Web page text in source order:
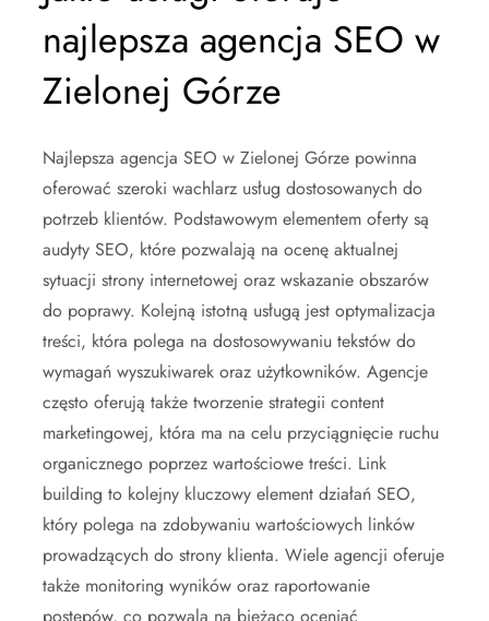
najlepsza agencja SEO w
Zielonej Górze
Najlepsza agencja SEO w Zielonej Górze powinna
oferować szeroki wachlarz usług dostosowanych do
potrzeb klientów. Podstawowym elementem oferty są
audyty SEO, które pozwalają na ocenę aktualnej
sytuacji strony internetowej oraz wskazanie obszarów
do poprawy. Kolejną istotną usługą jest optymalizacja
treści, która polega na dostosowywaniu tekstów do
wymagań wyszukiwarek oraz użytkowników. Agencje
często oferują także tworzenie strategii content
marketingowej, która ma na celu przyciągnięcie ruchu
organicznego poprzez wartościowe treści. Link
building to kolejny kluczowy element działań SEO,
który polega na zdobywaniu wartościowych linków
prowadzących do strony klienta. Wiele agencji oferuje
także monitoring wyników oraz raportowanie